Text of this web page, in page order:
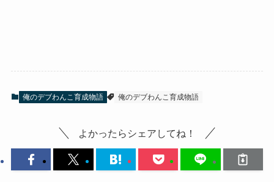
俺のデブわんこ育成物語 俺のデブわんこ育成物語
よかったらシェアしてね！